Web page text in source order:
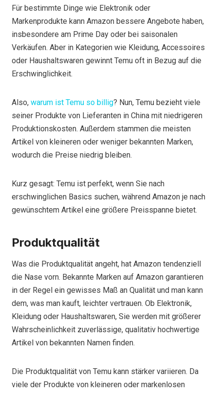
Für bestimmte Dinge wie Elektronik oder
Markenprodukte kann Amazon bessere Angebote haben,
insbesondere am Prime Day oder bei saisonalen
Verkäufen. Aber in Kategorien wie Kleidung, Accessoires
oder Haushaltswaren gewinnt Temu oft in Bezug auf die
Erschwinglichkeit.
Also, warum ist Temu so billig? Nun, Temu bezieht viele
seiner Produkte von Lieferanten in China mit niedrigeren
Produktionskosten. Außerdem stammen die meisten
Artikel von kleineren oder weniger bekannten Marken,
wodurch die Preise niedrig bleiben.
Kurz gesagt: Temu ist perfekt, wenn Sie nach
erschwinglichen Basics suchen, während Amazon je nach
gewünschtem Artikel eine größere Preisspanne bietet.
Produktqualität
Was die Produktqualität angeht, hat Amazon tendenziell
die Nase vorn. Bekannte Marken auf Amazon garantieren
in der Regel ein gewisses Maß an Qualität und man kann
dem, was man kauft, leichter vertrauen. Ob Elektronik,
Kleidung oder Haushaltswaren, Sie werden mit größerer
Wahrscheinlichkeit zuverlässige, qualitativ hochwertige
Artikel von bekannten Namen finden.
Die Produktqualität von Temu kann stärker variieren. Da
viele der Produkte von kleineren oder markenlosen